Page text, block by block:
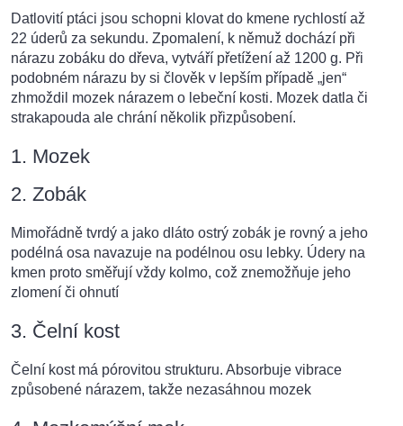
Datlovití ptáci jsou schopni klovat do kmene rychlostí až
22 úderů za sekundu. Zpomalení, k němuž dochází při
nárazu zobáku do dřeva, vytváří přetížení až 1200 g. Při
podobném nárazu by si člověk v lepším případě „jen“
zhmoždil mozek nárazem o lebeční kosti. Mozek datla či
strakapouda ale chrání několik přizpůsobení.
1. Mozek
2. Zobák
Mimořádně tvrdý a jako dláto ostrý zobák je rovný a jeho
podélná osa navazuje na podélnou osu lebky. Údery na
kmen proto směřují vždy kolmo, což znemožňuje jeho
zlomení či ohnutí
3. Čelní kost
Čelní kost má pórovitou strukturu. Absorbuje vibrace
způsobené nárazem, takže nezasáhnou mozek